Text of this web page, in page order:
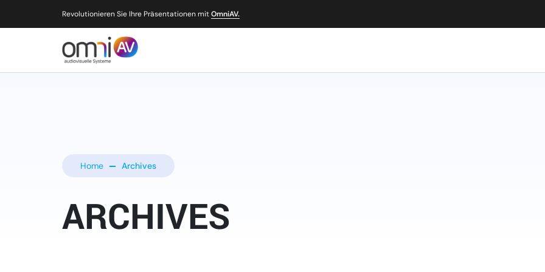
Revolutionieren Sie Ihre Präsentationen mitOmniAV.
Home Archives
ARCHIVES